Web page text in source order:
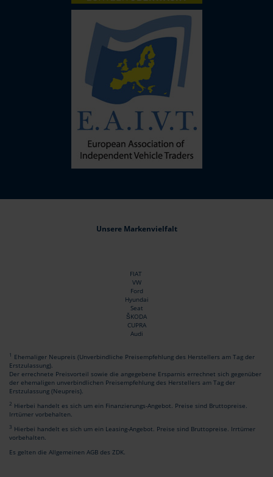
Unsere Markenvielfalt
FIAT
VW
Ford
Hyundai
Seat
ŠKODA
CUPRA
Audi
1 Ehemaliger Neupreis (Unverbindliche Preisempfehlung des Herstellers am Tag der
Erstzulassung).
Der errechnete Preisvorteil sowie die angegebene Ersparnis errechnet sich gegenüber
der ehemaligen unverbindlichen Preisempfehlung des Herstellers am Tag der
Erstzulassung (Neupreis).
2 Hierbei handelt es sich um ein Finanzierungs-Angebot. Preise sind Bruttopreise.
Irrtümer vorbehalten.
3 Hierbei handelt es sich um ein Leasing-Angebot. Preise sind Bruttopreise. Irrtümer
vorbehalten.
Es gelten die Allgemeinen AGB des ZDK.